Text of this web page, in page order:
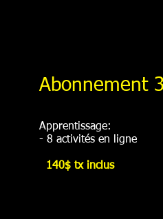
Abonnement
Apprentissage:
- 8 activités en ligne
140$ tx inclus